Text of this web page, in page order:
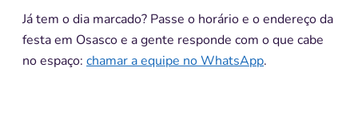
Já tem o dia marcado? Passe o horário e o endereço da
festa em Osasco e a gente responde com o que cabe
no espaço: chamar a equipe no WhatsApp.